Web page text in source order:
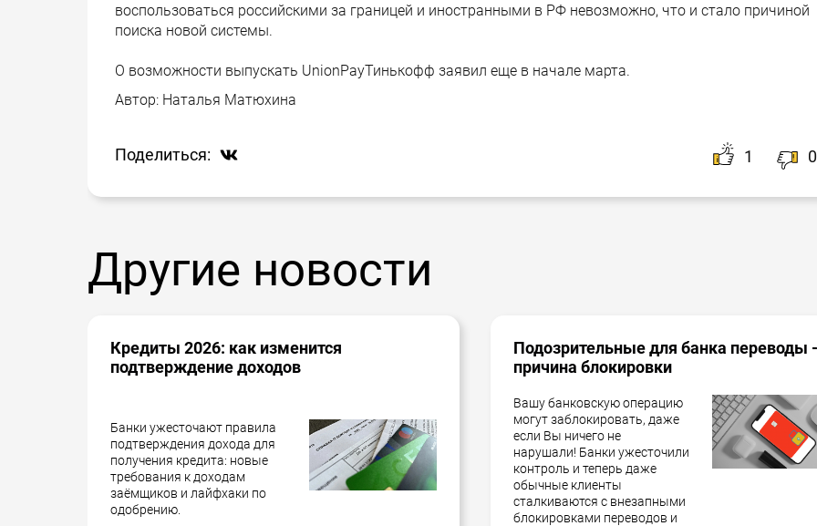
воспользоваться российскими за границей и иностранными в РФ невозможно, что и стало причиной
поиска новой системы.
О возможности выпускать UnionPayТинькофф заявил еще в начале марта.
Автор: Наталья Матюхина
Поделиться: 1 0
Другие новости
Кредиты 2026: как изменится
подтверждение доходов
Банки ужесточают правила
подтверждения дохода для
получения кредита: новые
требования к доходам
заёмщиков и лайфхаки по
одобрению.
Подозрительные для банка переводы -
причина блокировки
Вашу банковскую операцию
могут заблокировать, даже
если Вы ничего не
нарушали! Банки ужесточили
контроль и теперь даже
обычные клиенты
сталкиваются с внезапными
блокировками переводов и